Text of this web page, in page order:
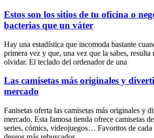
Estos son los sitios de tu oficina o
bacterias que un váter
Hay una estadística que incomoda bastante
primera vez y que, una vez que la sabes,
olvidar. El teclado del ordenador de una
Las camisetas más originales y
mercado
Fanisetas oferta las camisetas más originales y
mercado. Esta famosa tienda ofrece camisetas
series, cómics, videojuegos… Favoritos de cada